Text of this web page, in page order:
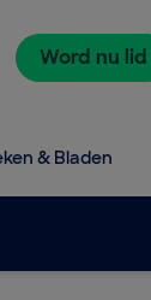
Word nu lid
& Bladen